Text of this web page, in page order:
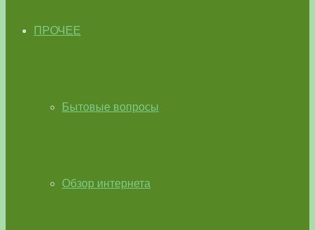
ПРОЧЕЕ
Бытовые вопросы
Обзор интернета